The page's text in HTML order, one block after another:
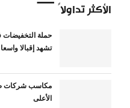
الأكثر تداولاً
حملة التخفيضات
تشهد إقبالا
مكاسب شركات
الأعلى